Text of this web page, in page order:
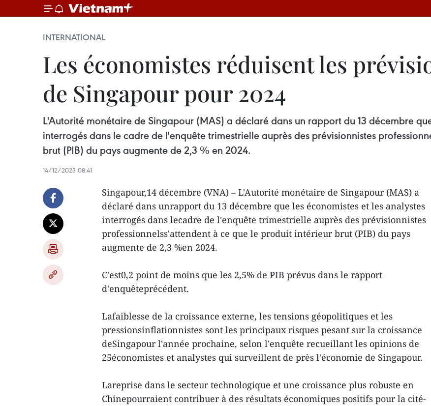
INTERNATIONAL
Les économistes réduisent les
de Singapour pour 2024
L'Autorité monétaire de Singapour (MAS) a déclaré dans un rapport du 13 décembre
interrogés dans le cadre de l'enquête trimestrielle auprès des prévisionnistes
brut (PIB) du pays augmente de 2,3 % en 2024.
14/12/2023 08:41
Singapour,14 décembre (VNA) – L'Autorité monétaire de Singapour (MAS) a
déclaré dans unrapport du 13 décembre que les économistes et les analystes
interrogés dans lecadre de l'enquête trimestrielle auprès des prévisionnistes
professionnelss'attendent à ce que le produit intérieur brut (PIB) du pays
augmente de 2,3 %en 2024.
C'est0,2 point de moins que les 2,5% de PIB prévus dans le rapport
d'enquêteprécédent.
Lafaiblesse de la croissance externe, les tensions géopolitiques et les
pressionsinflationnistes sont les principaux risques pesant sur la croissance
deSingapour l'année prochaine, selon l'enquête recueillant les opinions de
25économistes et analystes qui surveillent de près l'économie de Singapour.
Lareprise dans le secteur technologique et une croissance plus robuste en
Chinepourraient contribuer à des résultats économiques positifs pour la cité-